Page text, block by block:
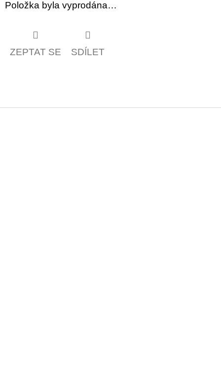
Položka byla vyprodána…
ZEPTAT SE SDÍLET